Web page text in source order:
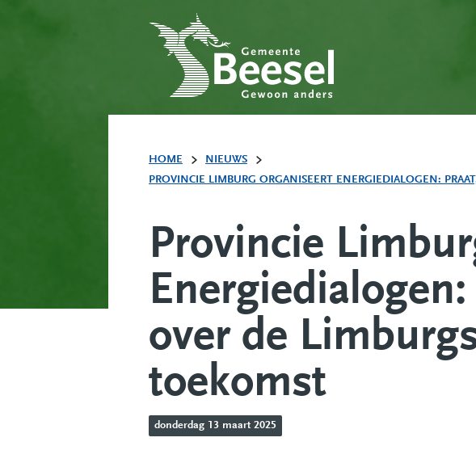
HOME
NIEUWS
PROVINCIE LIMBURG ORGANISEERT ENERGIEDIALOGEN:
Provincie
over de
toekomst
donderdag 13 maart 2025